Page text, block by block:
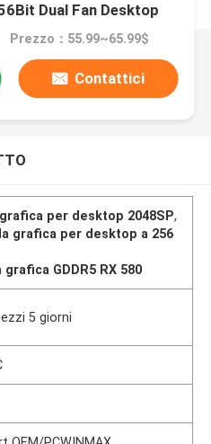
Dual Fan Desktop
DVI DP Port
Prezzo：55.99~65.99$
Contattici
per desktop 2048SP,
grafica per desktop a 256
grafica GDDR5 RX 580
5 giorni